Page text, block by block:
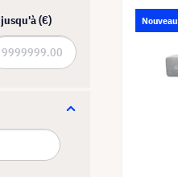
jusqu'à (€) Nouveau